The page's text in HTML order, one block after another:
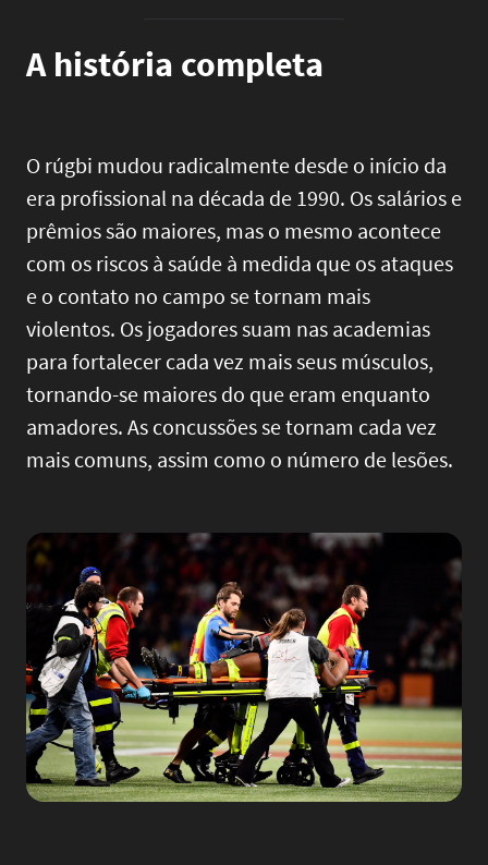
A história completa
O rúgbi mudou radicalmente desde o início da
era profissional na década de 1990. Os salários e
prêmios são maiores, mas o mesmo acontece
com os riscos à saúde à medida que os ataques
e o contato no campo se tornam mais
violentos. Os jogadores suam nas academias
para fortalecer cada vez mais seus músculos,
tornando-se maiores do que eram enquanto
amadores. As concussões se tornam cada vez
mais comuns, assim como o número de lesões.
Image